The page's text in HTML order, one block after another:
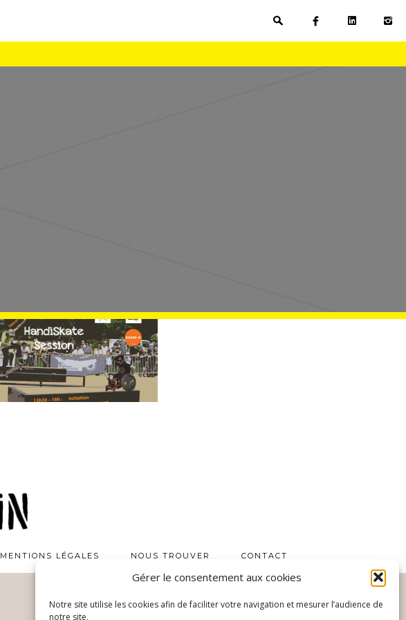
Gérer le consentement aux cookies
Notre site utilise les cookies afin de faciliter votre navigation et mesurer l’audience de
notre site.
MENTIONS LÉGALES NOUS TROUVER CONTACT